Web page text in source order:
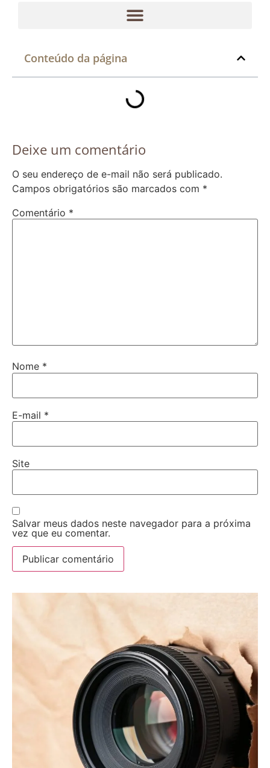
Conteúdo da página
Deixe um comentário
O seu endereço de e-mail não será publicado.
Campos obrigatórios são marcados com *
Comentário *
Nome *
E-mail *
Site
Salvar meus dados neste navegador para a próxima
vez que eu comentar.